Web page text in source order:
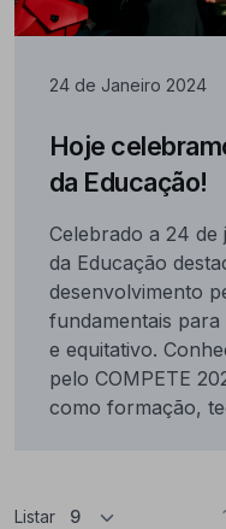
24 de Janeiro 2024
Hoje
da Educação!
Celebrado a 24
da Educação
desenvolvimento
fundamentais
e equitativo.
pelo COMPETE
como formação,
Listar